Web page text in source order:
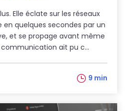
Elle éclate sur les réseaux
en quelques secondes par un
et se propage avant même
ait pu c...
9 min